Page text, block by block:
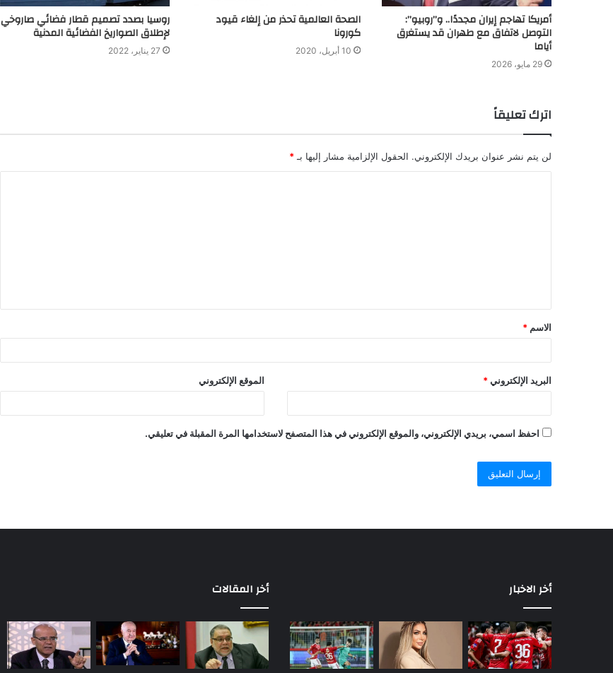
أمريكا تهاجم إيران مجددًا.. و”روبيو”:
التوصل لاتفاق مع طهران قد يستغرق
أياما
29 مايو، 2026
الصحة العالمية تحذر من إلغاء قيود
كورونا
10 أبريل، 2020
روسيا بصدد تصميم قطار فضائي صاروخي
لإطلاق الصواريخ الفضائية المدنية
27 يناير، 2022
اترك تعليقاً
لن يتم نشر عنوان بريدك الإلكتروني. الحقول الإلزامية مشار إليها بـ *
الاسم *
البريد الإلكتروني * الموقع الإلكتروني
احفظ اسمي، بريدي الإلكتروني، والموقع الإلكتروني في هذا المتصفح لاستخدامها المرة المقبلة في تعليقي.
أخر الاخبار أخر المقالات
السيسي
يصدر
قرارًا
مباريات
الأهلي
في